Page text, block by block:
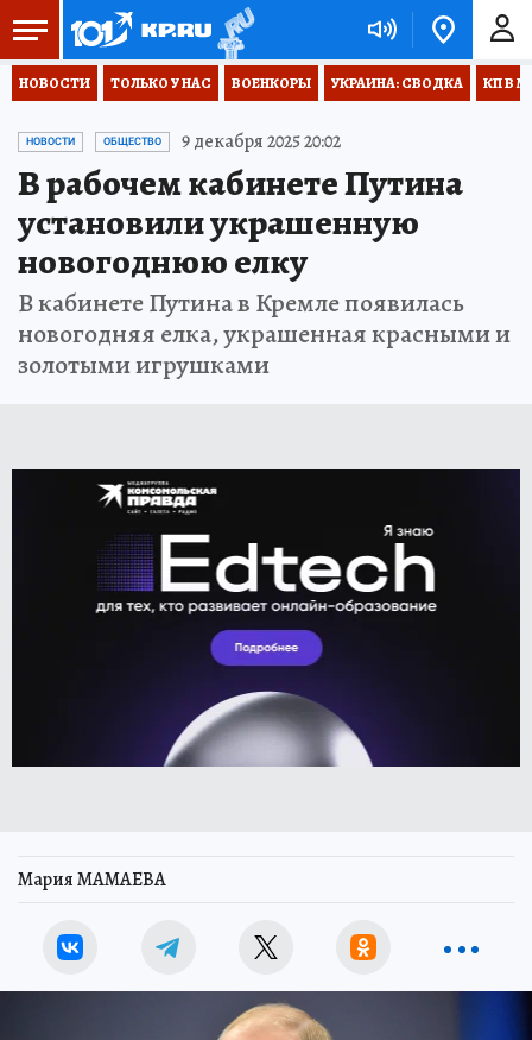
НОВОСТИ ТОЛЬКО У НАС ВОЕНКОРЫ УКРАИНА: СВОДКА КП В
НОВОСТИ ОБЩЕСТВО 9 декабря 2025 20:02
В рабочем кабинете Путина
установили украшенную
новогоднюю елку
В кабинете Путина в Кремле появилась
новогодняя елка, украшенная красными и
золотыми игрушками
Мария МАМАЕВА